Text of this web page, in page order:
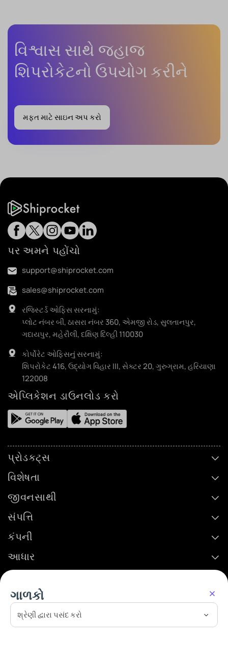
ગાળકો
વિશ્વાસ સાથે જહાજ
શિપરોકેટનો ઉપયોગ કરીને
મફત માટે સાઇન અપ કરો
પર અમને પહોંચો
support@shiprocket.com
sales@shiprocket.com
રજિસ્ટર્ડ ઓફિસ સરનામું:
પ્લોટ નંબર બી, ઠાસરા નંબર 360, એમજી રોડ, સુલતાનપુર,
ગદાયપુર, મહેરૌલી, દક્ષિણ દિલ્હી 110030
કોર્પોરેટ ઓફિસનું સરનામું:
શિપરોકેટ 416, ઉદ્યોગ વિહાર III, સેક્ટર 20, ગુરુગ્રામ, હરિયાણા
122008
એપ્લિકેશન ડાઉનલોડ કરો
પ્રોડક્ટ્સ
વિશેષતા
જીવનસાથી
સંપત્તિ
કંપની
આધાર
© 2026 શિપરોકેટ. બધા હકો અમારી પાસે રાખેલા છે.